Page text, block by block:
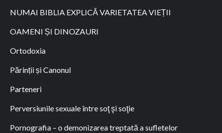
NUMAI BIBLIA EXPLICĂ VARIETATEA VIEȚII
OAMENI ȘI DINOZAURI
Ortodoxia
Părinții și Canonul
Parteneri
Perversiunile sexuale între soţ şi soţie
Pornografia – o demonizarea treptată a sufletelor